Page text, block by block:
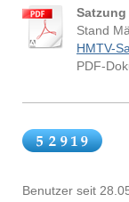
Satzung
Stand
HMTV-
PDF-
Benutzer seit